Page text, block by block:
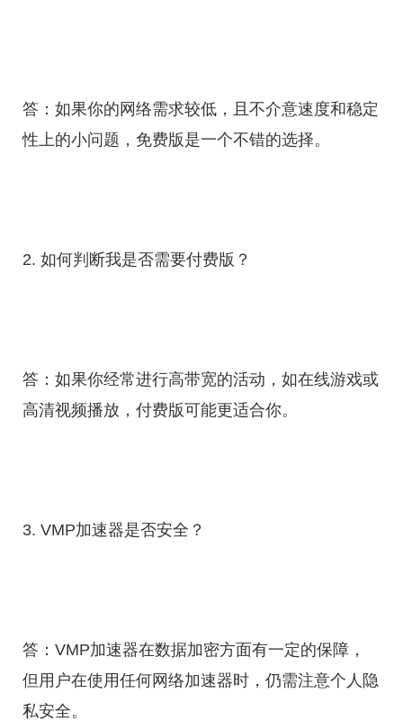
答：如果你的网络需求较低，且不介意速度和稳定
性上的小问题，免费版是一个不错的选择。
2. 如何判断我是否需要付费版？
答：如果你经常进行高带宽的活动，如在线游戏或
高清视频播放，付费版可能更适合你。
3. VMP加速器是否安全？
答：VMP加速器在数据加密方面有一定的保障，
但用户在使用任何网络加速器时，仍需注意个人隐
私安全。